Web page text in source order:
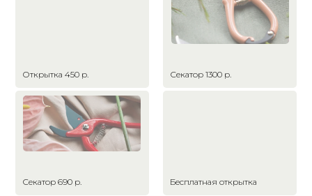
Открытка 450 р. Секатор 1300 р.
Секатор 690 р. Бесплатная открытка